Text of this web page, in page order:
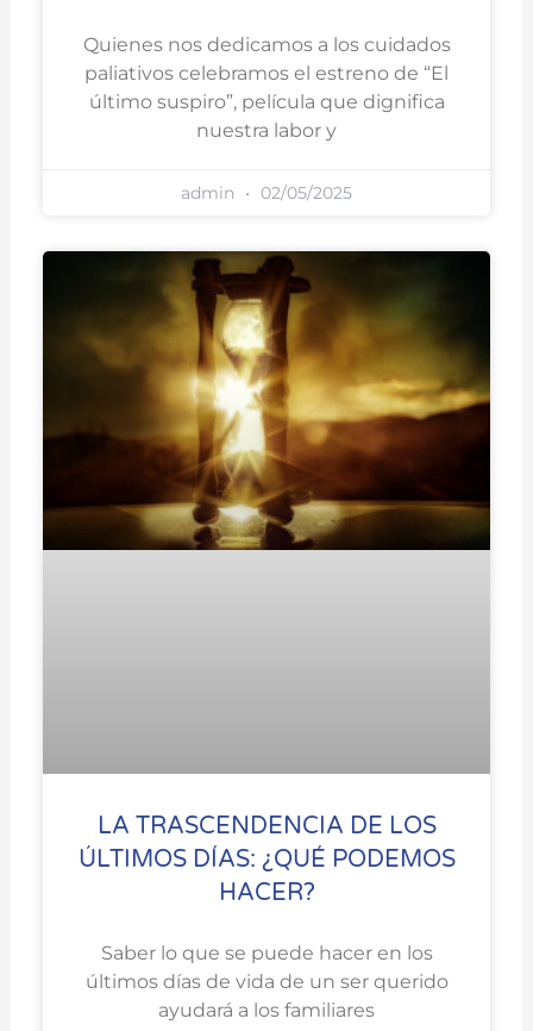
Quienes nos dedicamos a los cuidados
paliativos celebramos el estreno de “El
último suspiro”, película que dignifica
nuestra labor y
admin 02/05/2025
LA TRASCENDENCIA DE LOS
ÚLTIMOS DÍAS: ¿QUÉ PODEMOS
HACER?
Saber lo que se puede hacer en los
últimos días de vida de un ser querido
ayudará a los familiares